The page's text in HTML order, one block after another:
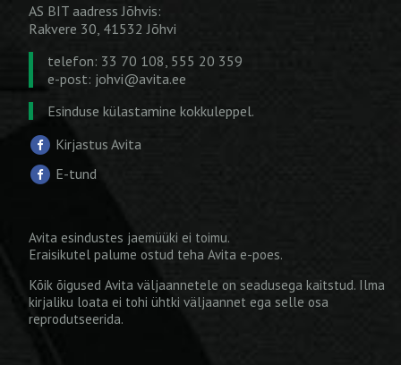
AS BIT aadress Jõhvis:
Rakvere 30, 41532 Jõhvi
telefon: 33 70 108, 555 20 359
e-post: johvi@avita.ee
Esinduse külastamine kokkuleppel.
Kirjastus Avita
E-tund
Avita esindustes jaemüüki ei toimu.
Eraisikutel palume ostud teha Avita e-poes.
Kõik õigused Avita väljaannetele on seadusega kaitstud. Ilma
kirjaliku loata ei tohi ühtki väljaannet ega selle osa
reprodutseerida.